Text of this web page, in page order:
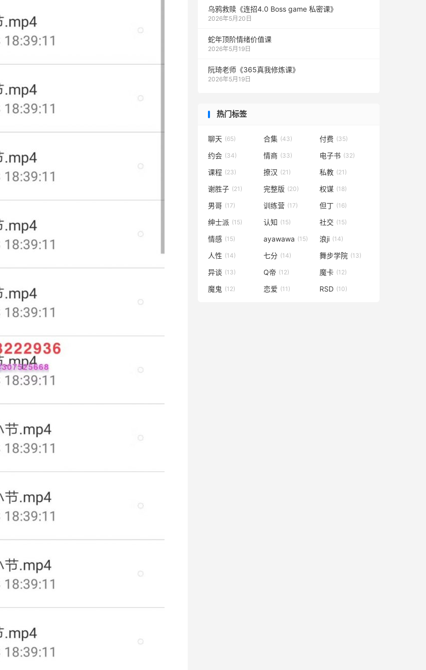
乌鸦救赎《连招4.0 Boss game 私密课》
2026年5月20日
蛇年顶阶情绪价值课
2026年5月19日
阮琦老师《365真我修炼课》
2026年5月19日
热门标签
聊天 (65) 合集 (43) 付费 (35)
约会 (34) 情商 (33) 电子书 (32)
课程 (23) 撩汉 (21) 私教 (21)
谢胜子 (21) 完整版 (20) 权谋 (18)
男哥 (17) 训练营 (17) 但丁 (16)
绅士派 (15) 认知 (15) 社交 (15)
情感 (15) ayawawa (15) 浪ji (14)
人性 (14) 七分 (14) 舞步学院 (13)
异谈 (13) Q帝 (12) 魔卡 (12)
魔鬼 (12) 恋爱 (11) RSD (10)